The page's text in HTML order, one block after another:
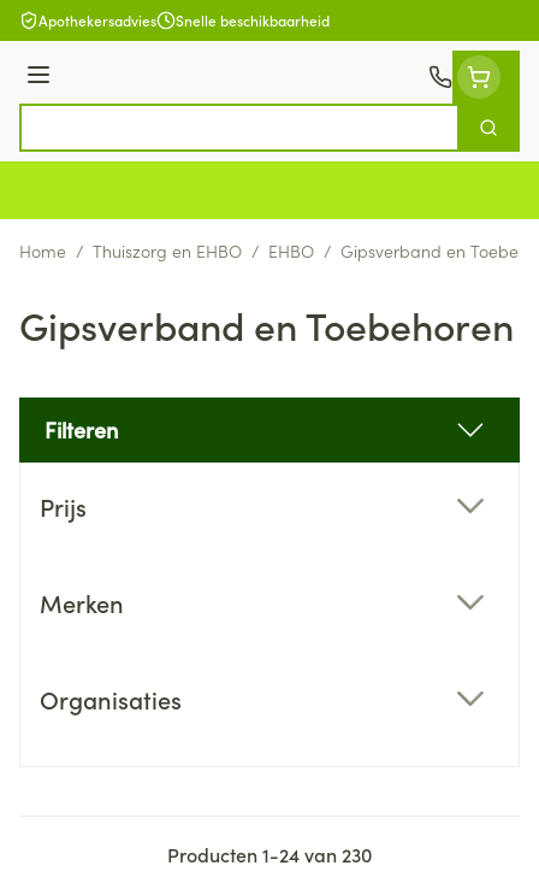
Ga naar de inhoud
Apothekersadvies Snelle beschikbaarheid
Menu
Zoek
Home / Thuiszorg en EHBO / EHBO / Gipsverband en
Gipsverband en Toebehoren
Filteren
Prijs
Merken
Organisaties
Producten1-24van 230